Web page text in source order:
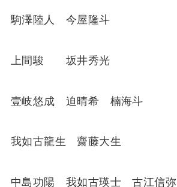
駒澤陸人 今屋隆斗
上間駿 坂井秀光
壹岐悠成 迫晴希 楠海斗
我如古龍生 齋藤大生
中島功陽 我如古瑛士 古江信弥